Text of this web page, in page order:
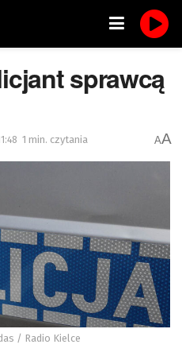
sprawcą
1 min. czytania AA
/ Radio Kielce